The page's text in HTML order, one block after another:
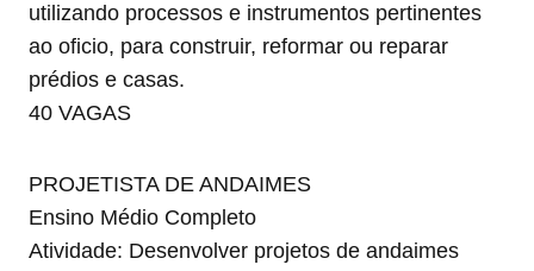
utilizando processos e instrumentos pertinentes
ao oficio, para construir, reformar ou reparar
prédios e casas.
40 VAGAS
PROJETISTA DE ANDAIMES
Ensino Médio Completo
Atividade: Desenvolver projetos de andaimes